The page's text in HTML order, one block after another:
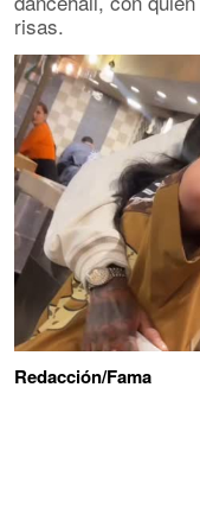
risas.
Redacción/Fama